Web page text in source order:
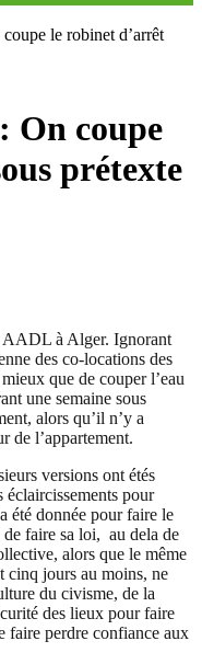
le robinet d’arrêt
On coupe
prétexte
AADL à Alger. Ignorant
des co-locations des
que de couper l’eau
une semaine sous
alors qu’il n’y a
de l’appartement.
versions ont étés
éclaircissements pour
été donnée pour faire le
faire sa loi, au dela de
alors que le même
cinq jours au moins, ne
du civisme, de la
des lieux pour faire
faire perdre confiance aux